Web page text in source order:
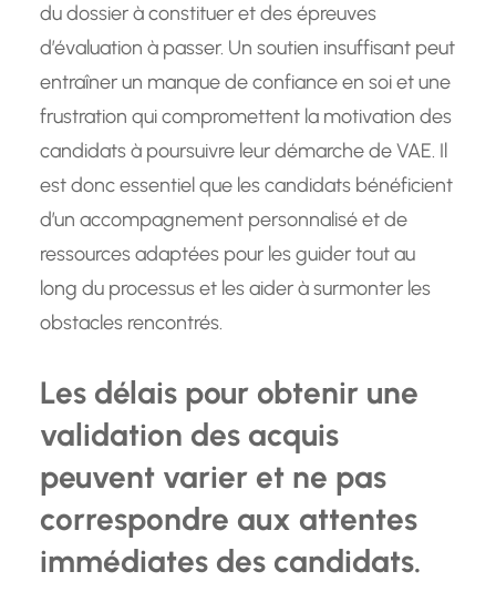
du dossier à constituer et des épreuves
d’évaluation à passer. Un soutien insuffisant peut
entraîner un manque de confiance en soi et une
frustration qui compromettent la motivation des
candidats à poursuivre leur démarche de VAE. Il
est donc essentiel que les candidats bénéficient
d’un accompagnement personnalisé et de
ressources adaptées pour les guider tout au
long du processus et les aider à surmonter les
obstacles rencontrés.
Les délais pour obtenir une
validation des acquis
peuvent varier et ne pas
correspondre aux attentes
immédiates des candidats.